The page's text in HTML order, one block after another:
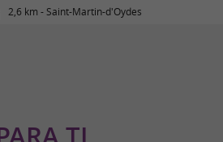
2,6 km - Saint-Martin-d'Oydes